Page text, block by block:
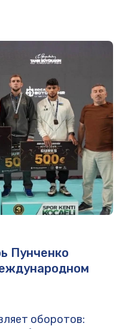
Пунченко
оборотов: